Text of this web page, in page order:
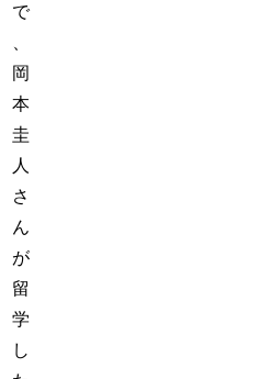
で
岡
本
圭
人
さ
ん
が
留
学
し